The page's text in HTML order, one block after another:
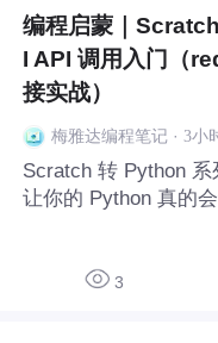
编程启蒙｜
I API 调用入门（
接实战）
梅雅达编程笔记· 3小
Scratch 转 Python
让你的 Python 真的
uests 库发送 HTTP
3